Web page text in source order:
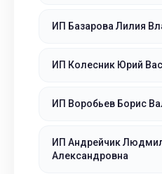
ИП Базарова Лилия
ИП Колесник Юрий
ИП Воробьев Борис
ИП Андрейчик
Александровна